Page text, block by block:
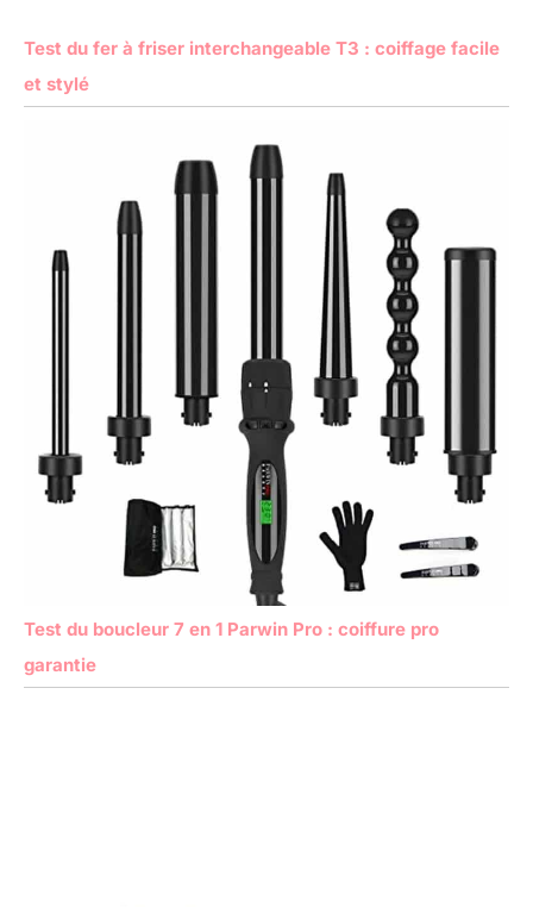
Test du fer à friser interchangeable T3 : coiffage facile
et stylé
Test du boucleur 7 en 1 Parwin Pro : coiffure pro
garantie